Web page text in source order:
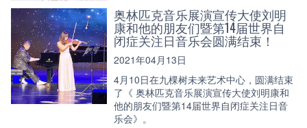
奥林匹克音乐展演宣传大使刘明
康和他的朋友们暨第14届世界自
闭症关注日音乐会圆满结束！
2021年04月13日
4月10日在九棵树未来艺术中心，圆满结束
了《 奥林匹克音乐展演宣传大使刘明康和
他的朋友们暨第14届世界自闭症关注日音
乐会》。